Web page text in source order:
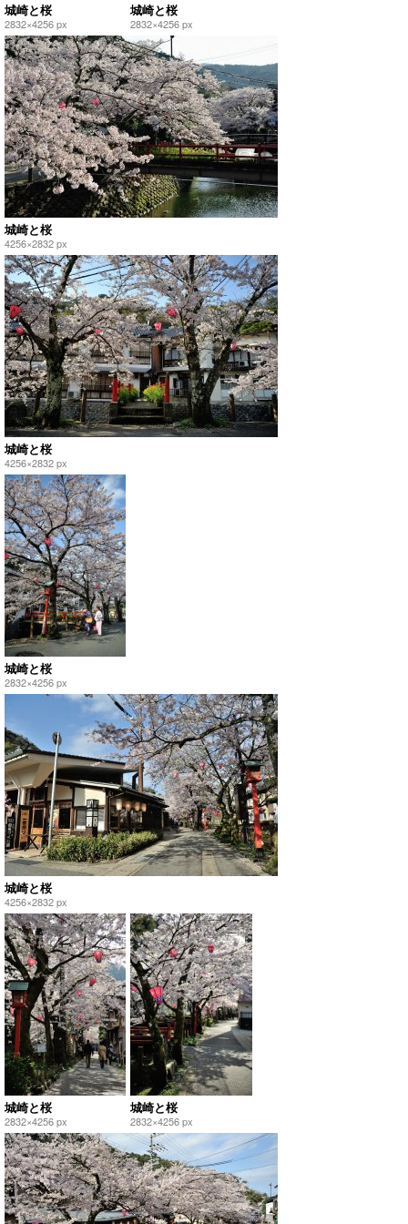
城崎と桜
2832×4256 px
城崎と桜
2832×4256 px
城崎と桜
4256×2832 px
城崎と桜
4256×2832 px
城崎と桜
2832×4256 px
城崎と桜
4256×2832 px
城崎と桜
2832×4256 px
城崎と桜
2832×4256 px